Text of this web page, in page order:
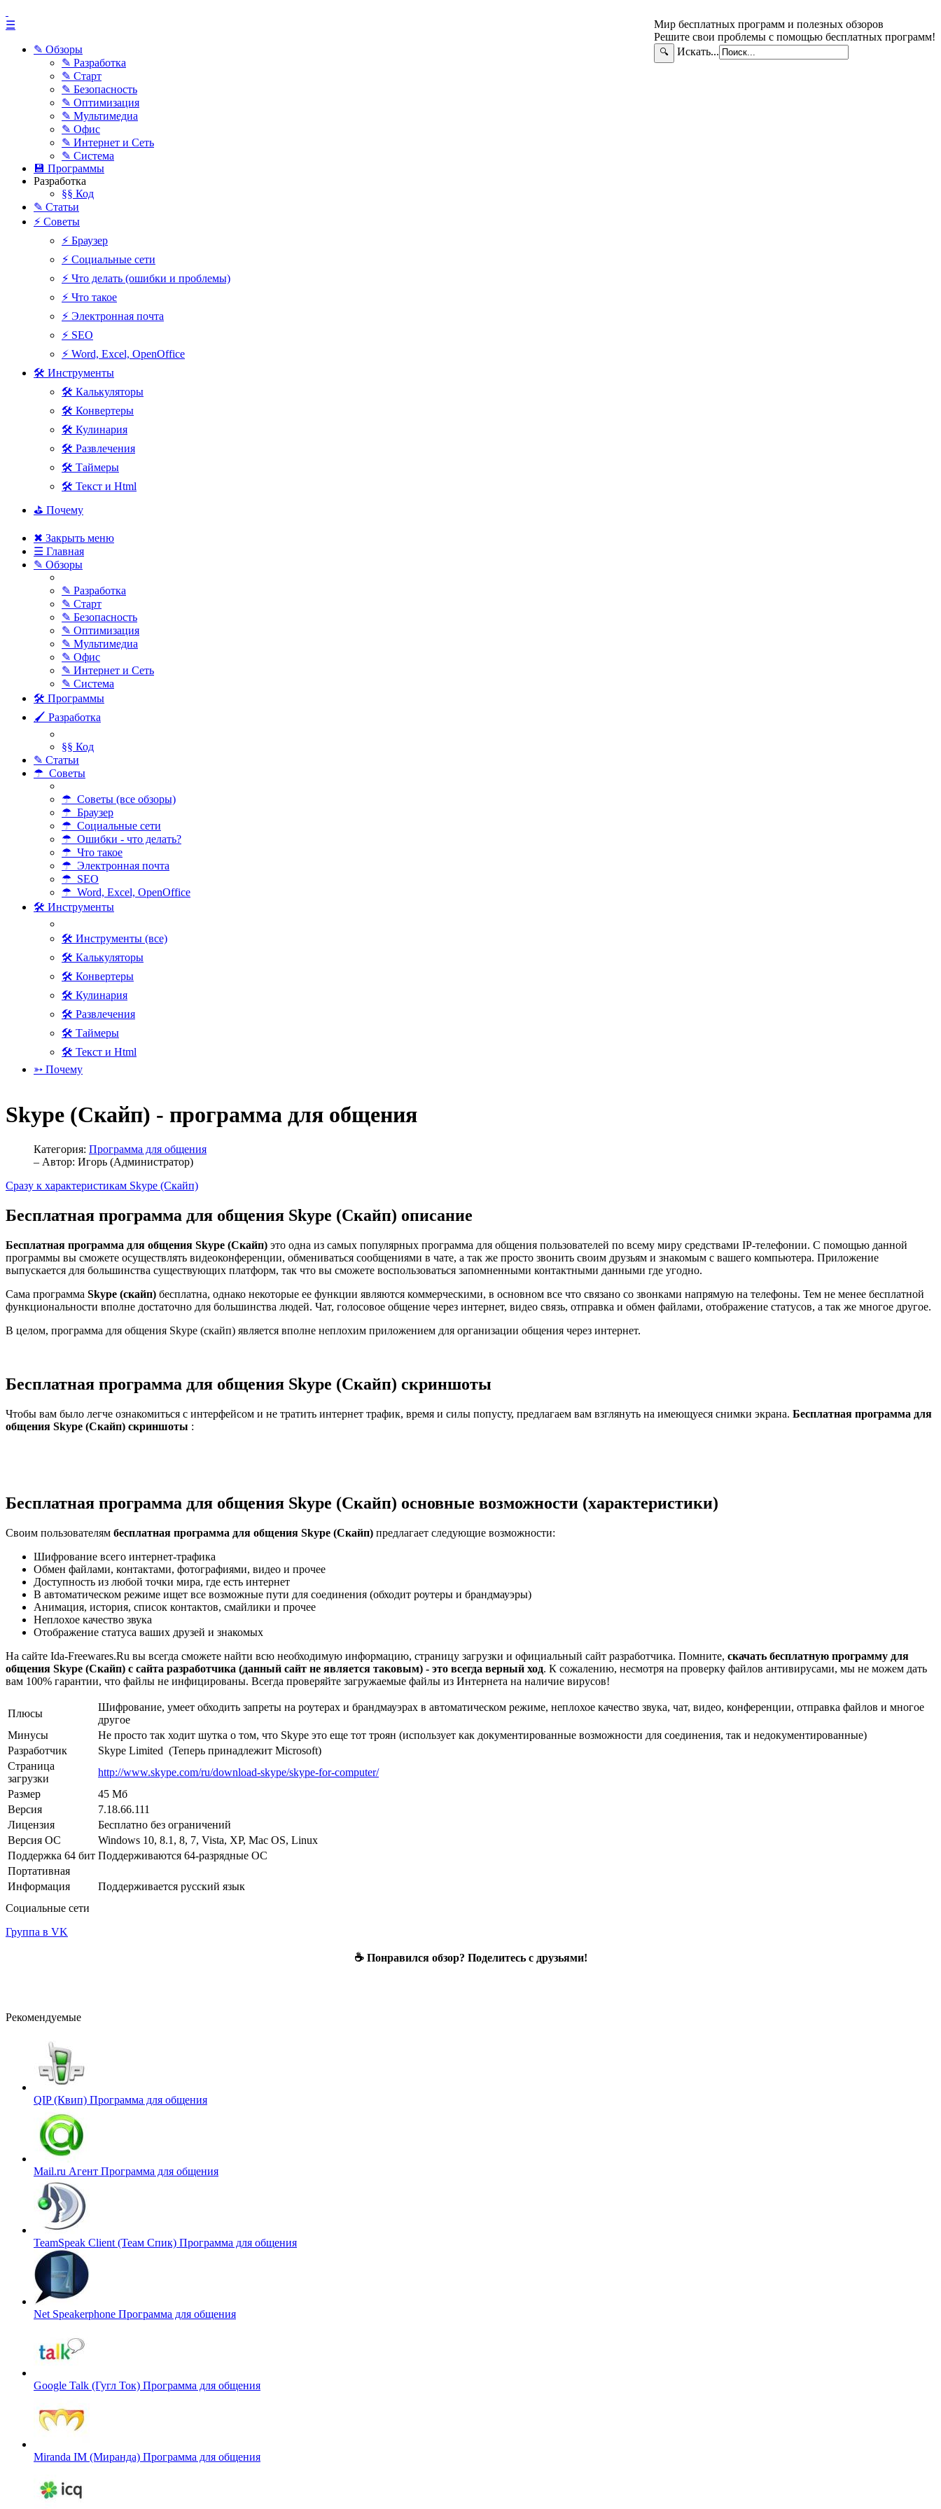
Мир бесплатных программ и полезных обзоров
Решите свои проблемы с помощью бесплатных программ!
🔍 Искать...
☰
✎ Обзоры
✎ Разработка
✎ Старт
✎ Безопасность
✎ Оптимизация
✎ Мультимедиа
✎ Офис
✎ Интернет и Сеть
✎ Система
💾 Программы
Разработка
§§ Код
✎ Статьи
⚡ Советы
⚡ Браузер
⚡ Социальные сети
⚡ Что делать (ошибки и проблемы)
⚡ Что такое
⚡ Электронная почта
⚡ SEO
⚡ Word, Excel, OpenOffice
🛠 Инструменты
🛠 Калькуляторы
🛠 Конвертеры
🛠 Кулинария
🛠 Развлечения
🛠 Таймеры
🛠 Текст и Html
⛳ Почему
✖ Закрыть меню
☰ Главная
✎ Обзоры
✎ Разработка
✎ Старт
✎ Безопасность
✎ Оптимизация
✎ Мультимедиа
✎ Офис
✎ Интернет и Сеть
✎ Система
🛠 Программы
🖌 Разработка
§§ Код
✎ Статьи
☂ Советы
☂ Советы (все обзоры)
☂ Браузер
☂ Социальные сети
☂ Ошибки - что делать?
☂ Что такое
☂ Электронная почта
☂ SEO
☂ Word, Excel, OpenOffice
🛠 Инструменты
🛠 Инструменты (все)
🛠 Калькуляторы
🛠 Конвертеры
🛠 Кулинария
🛠 Развлечения
🛠 Таймеры
🛠 Текст и Html
➳ Почему
Skype (Скайп) - программа для общения
Категория: Программа для общения
– Автор: Игорь (Администратор)
Сразу к характеристикам Skype (Скайп)
Бесплатная программа для общения Skype (Скайп) описание
Бесплатная программа для общения Skype (Скайп) это одна из самых популярных программа для общения пользователей по всему миру средствами IP-телефонии. С помощью данной
программы вы сможете осуществлять видеоконференции, обмениваться сообщениями в чате, а так же просто звонить своим друзьям и знакомым с вашего компьютера. Приложение
выпускается для большинства существующих платформ, так что вы сможете воспользоваться запомненными контактными данными где угодно.
Сама программа Skype (скайп) бесплатна, однако некоторые ее функции являются коммерческими, в основном все что связано со звонками напрямую на телефоны. Тем не менее бесплатной
функциональности вполне достаточно для большинства людей. Чат, голосовое общение через интернет, видео связь, отправка и обмен файлами, отображение статусов, а так же многое другое.
В целом, программа для общения Skype (скайп) является вполне неплохим приложением для организации общения через интернет.
Бесплатная программа для общения Skype (Скайп) скриншоты
Чтобы вам было легче ознакомиться с интерфейсом и не тратить интернет трафик, время и силы попусту, предлагаем вам взглянуть на имеющуеся снимки экрана. Бесплатная программа для
общения Skype (Скайп) скриншоты :
Бесплатная программа для общения Skype (Скайп) основные возможности (характеристики)
Своим пользователям бесплатная программа для общения Skype (Скайп) предлагает следующие возможности:
Шифрование всего интернет-трафика
Обмен файлами, контактами, фотографиями, видео и прочее
Доступность из любой точки мира, где есть интернет
В автоматическом режиме ищет все возможные пути для соединения (обходит роутеры и брандмауэры)
Анимация, история, список контактов, смайлики и прочее
Неплохое качество звука
Отображение статуса ваших друзей и знакомых
На сайте Ida-Freewares.Ru вы всегда сможете найти всю необходимую информацию, страницу загрузки и официальный сайт разработчика. Помните, скачать бесплатную программу для
общения Skype (Скайп) с сайта разработчика (данный сайт не является таковым) - это всегда верный ход. К сожалению, несмотря на проверку файлов антивирусами, мы не можем дать
вам 100% гарантии, что файлы не инфицированы. Всегда проверяйте загружаемые файлы из Интернета на наличие вирусов!
Плюсы
Шифрование, умеет обходить запреты на роутерах и брандмауэрах в автоматическом режиме, неплохое качество звука, чат, видео, конференции, отправка файлов и многое
другое
Минусы
Не просто так ходит шутка о том, что Skype это еще тот троян (использует как документированные возможности для соединения, так и недокументированные)
Разработчик
Skype Limited (Теперь принадлежит Microsoft)
Страница
загрузки
http://www.skype.com/ru/download-skype/skype-for-computer/
Размер
45 Мб
Версия
7.18.66.111
Лицензия
Бесплатно без ограничений
Версия ОС
Windows 10, 8.1, 8, 7, Vista, XP, Mac OS, Linux
Поддержка 64 бит Поддерживаются 64-разрядные ОС
Портативная
Информация
Поддерживается русский язык
Социальные сети
Группа в VK
☕ Понравился обзор? Поделитесь с друзьями!
Рекомендуемые
QIP (Квип) Программа для общения
Mail.ru Агент Программа для общения
TeamSpeak Client (Теам Спик) Программа для общения
Net Speakerphone Программа для общения
Google Talk (Гугл Ток) Программа для общения
Miranda IM (Миранда) Программа для общения